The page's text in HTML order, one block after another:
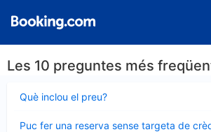
Les 10 preguntes més
Què inclou el preu?
tancat
Puc fer una reserva sense targeta de
tancat